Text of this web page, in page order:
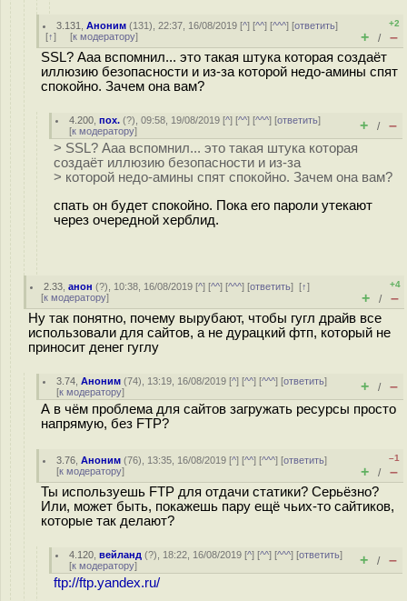
3.131 ,Аноним (131), 22:37, 16/08/2019 [^] [^^] [^^^] [ответить]
[↑] [к модератору]
+2
+ / –
SSL? Ааа вспомнил... это такая штука которая создаёт
иллюзию безопасности и из-за которой недо-амины спят
спокойно. Зачем она вам?
4.200 ,пох. (?), 09:58, 19/08/2019 [^] [^^] [^^^] [ответить]
[к модератору] + / –
> SSL? Ааа вспомнил... это такая штука которая
создаёт иллюзию безопасности и из-за
> которой недо-амины спят спокойно. Зачем она вам?
спать он будет спокойно. Пока его пароли утекают
через очередной херблид.
2.33 ,анон (?), 10:38, 16/08/2019 [^] [^^] [^^^] [ответить][↑]
[к модератору]
+4
+ / –
Ну так понятно, почему вырубают, чтобы гугл драйв все
использовали для сайтов, а не дурацкий фтп, который не
приносит денег гуглу
3.74 ,Аноним (74), 13:19, 16/08/2019 [^] [^^] [^^^] [ответить]
[к модератору] + / –
А в чём проблема для сайтов загружать ресурсы просто
напрямую, без FTP?
3.76 ,Аноним (76), 13:35, 16/08/2019 [^] [^^] [^^^] [ответить]
[к модератору]
–1
+ / –
Ты используешь FTP для отдачи статики? Серьёзно?
Или, может быть, покажешь пару ещё чьих-то сайтиков,
которые так делают?
4.120 ,вейланд (?), 18:22, 16/08/2019 [^] [^^] [^^^] [ответить]
[к модератору] + / –
ftp://ftp.yandex.ru/